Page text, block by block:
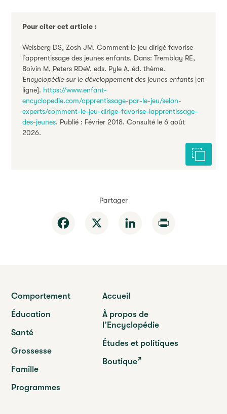
Pour citer cet article :
Weisberg DS, Zosh JM. Comment le jeu dirigé favorise
l’apprentissage des jeunes enfants. Dans: Tremblay RE,
Boivin M, Peters RDeV, eds. Pyle A, éd. thème.
Encyclopédie sur le développement des jeunes enfants [en
ligne]. https://www.enfant-
encyclopedie.com/apprentissage-par-le-jeu/selon-
experts/comment-le-jeu-dirige-favorise-lapprentissage-
des-jeunes. Publié : Février 2018. Consulté le 6 août
2026.
Citer
Partager
Facebook LinkedIn
Comportement
Éducation
Santé
Grossesse
Famille
Programmes
Accueil
À propos de
l’Encyclopédie
Études et politiques
Boutique